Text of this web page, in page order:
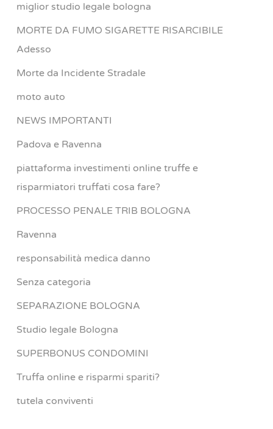
miglior studio legale bologna
MORTE DA FUMO SIGARETTE RISARCIBILE
Adesso
Morte da Incidente Stradale
moto auto
NEWS IMPORTANTI
Padova e Ravenna
piattaforma investimenti online truffe e
risparmiatori truffati cosa fare?
PROCESSO PENALE TRIB BOLOGNA
Ravenna
responsabilità medica danno
Senza categoria
SEPARAZIONE BOLOGNA
Studio legale Bologna
SUPERBONUS CONDOMINI
Truffa online e risparmi spariti?
tutela conviventi